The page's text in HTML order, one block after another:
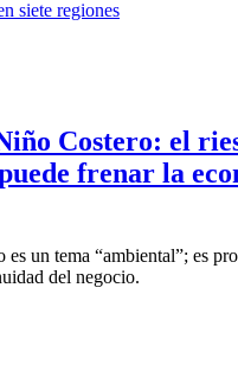
Costero: el
frenar la
es un tema “ambiental”; es
del negocio.